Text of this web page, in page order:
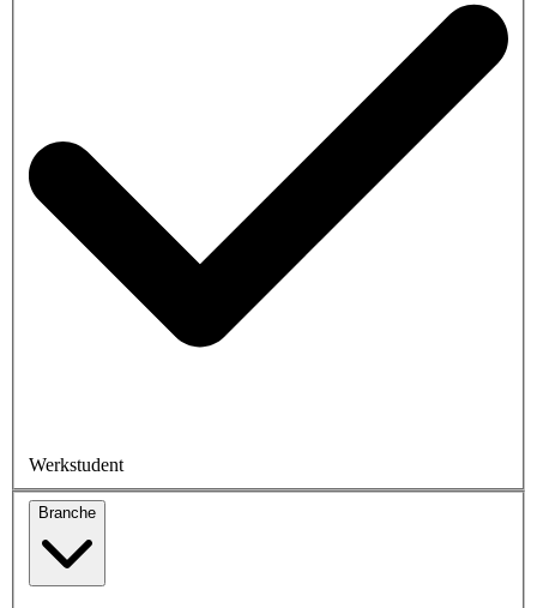
Werkstudent
Branche